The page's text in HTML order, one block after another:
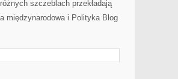
szczeblach przekładają
międzynarodowa i Polityka Blog